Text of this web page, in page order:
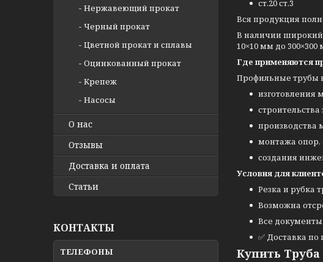
ст.20 ст.3
Вся продукция
В наличии
10×10 мм до
Где применяются
Профильные трубы
изготовления
производства
монтажа опор,
создания
Условия для
Резка и рубка
Возможна
Все документы
✅ Доставка
Купить Труба
Нержавеющий прокат
Черный прокат
Цветной прокат и сплавы
Оцинкованный прокат
Крепеж
Насосы
О нас
Отзывы
Доставка и оплата
Статьи
КОНТАКТЫ